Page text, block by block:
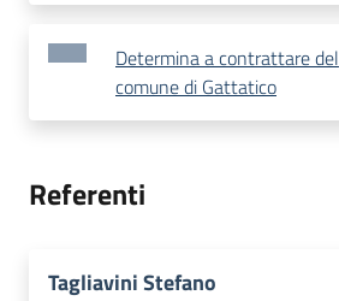
Determina a contrattare del
comune di Gattatico
Referenti
Tagliavini Stefano